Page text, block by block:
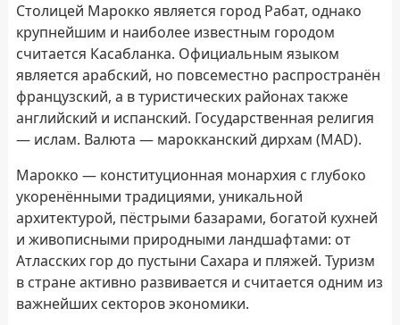
Столицей Марокко является город Рабат, однако
крупнейшим и наиболее известным городом
считается Касабланка. Официальным языком
является арабский, но повсеместно распространён
французский, а в туристических районах также
английский и испанский. Государственная религия
— ислам. Валюта — марокканский дирхам (MAD).
Марокко — конституционная монархия с глубоко
укоренёнными традициями, уникальной
архитектурой, пёстрыми базарами, богатой кухней
и живописными природными ландшафтами: от
Атласских гор до пустыни Сахара и пляжей. Туризм
в стране активно развивается и считается одним из
важнейших секторов экономики.